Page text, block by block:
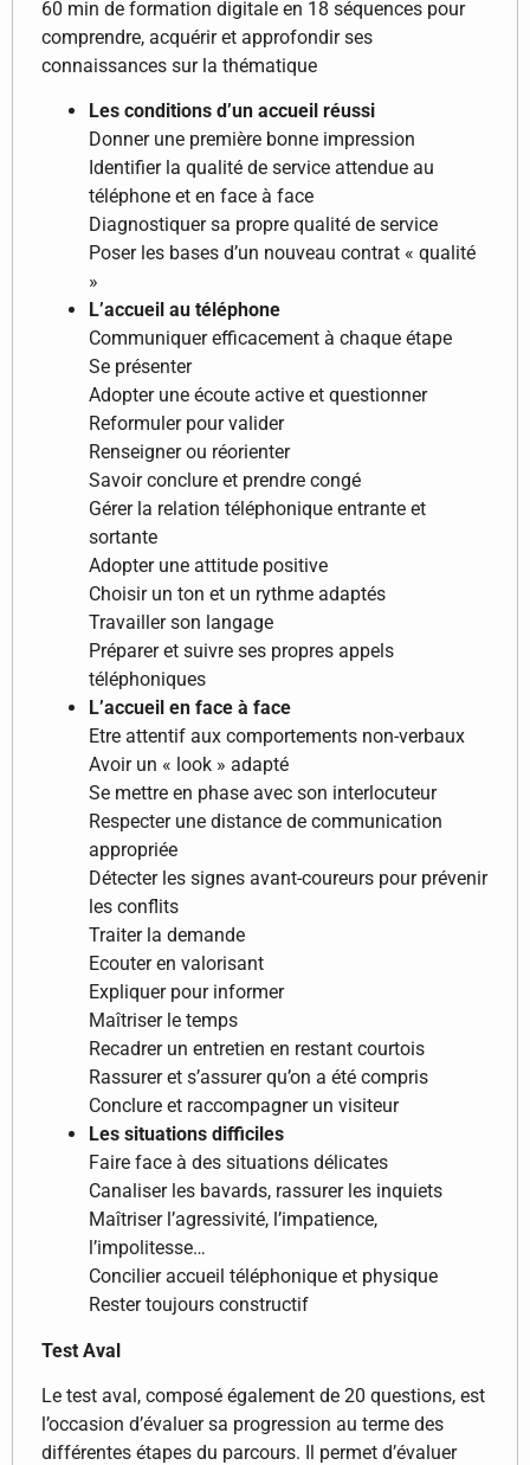
60 min de formation digitale en 18 séquences pour
comprendre, acquérir et approfondir ses
connaissances sur la thématique
Les conditions d’un accueil réussi
Donner une première bonne impression
Identifier la qualité de service attendue au
téléphone et en face à face
Diagnostiquer sa propre qualité de service
Poser les bases d’un nouveau contrat « qualité
»
L’accueil au téléphone
Communiquer efficacement à chaque étape
Se présenter
Adopter une écoute active et questionner
Reformuler pour valider
Renseigner ou réorienter
Savoir conclure et prendre congé
Gérer la relation téléphonique entrante et
sortante
Adopter une attitude positive
Choisir un ton et un rythme adaptés
Travailler son langage
Préparer et suivre ses propres appels
téléphoniques
L’accueil en face à face
Etre attentif aux comportements non-verbaux
Avoir un « look » adapté
Se mettre en phase avec son interlocuteur
Respecter une distance de communication
appropriée
Détecter les signes avant-coureurs pour prévenir
les conflits
Traiter la demande
Ecouter en valorisant
Expliquer pour informer
Maîtriser le temps
Recadrer un entretien en restant courtois
Rassurer et s’assurer qu’on a été compris
Conclure et raccompagner un visiteur
Les situations difficiles
Faire face à des situations délicates
Canaliser les bavards, rassurer les inquiets
Maîtriser l’agressivité, l’impatience,
l’impolitesse…
Concilier accueil téléphonique et physique
Rester toujours constructif
Test Aval
Le test aval, composé également de 20 questions, est
l’occasion d’évaluer sa progression au terme des
différentes étapes du parcours. Il permet d’évaluer